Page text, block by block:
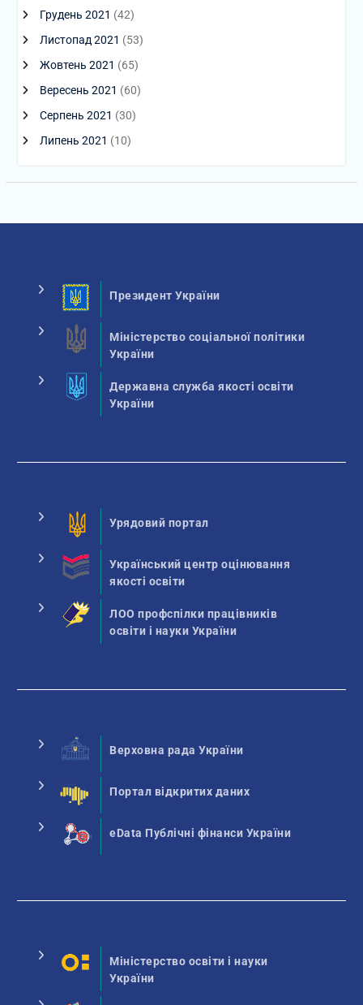
Грудень 2021 (42)
Листопад 2021 (53)
Жовтень 2021 (65)
Вересень 2021 (60)
Серпень 2021 (30)
Липень 2021 (10)
Президент України
Міністерство соціальної політики
України
Державна служба якості освіти
України
Урядовий портал
Український центр оцінювання
якості освіти
ЛОО профспілки працівників
освіти і науки України
Верховна рада України
Портал відкритих даних
eData Публічні фінанси України
Міністерство освіти і науки
України